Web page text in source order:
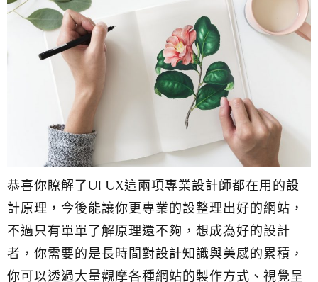
恭喜你瞭解了UI UX這兩項專業設計師都在用的設
計原理，今後能讓你更專業的設整理出好的網站，
不過只有單單了解原理還不夠，想成為好的設計
者，你需要的是長時間對設計知識與美感的累積，
你可以透過大量觀摩各種網站的製作方式、視覺呈